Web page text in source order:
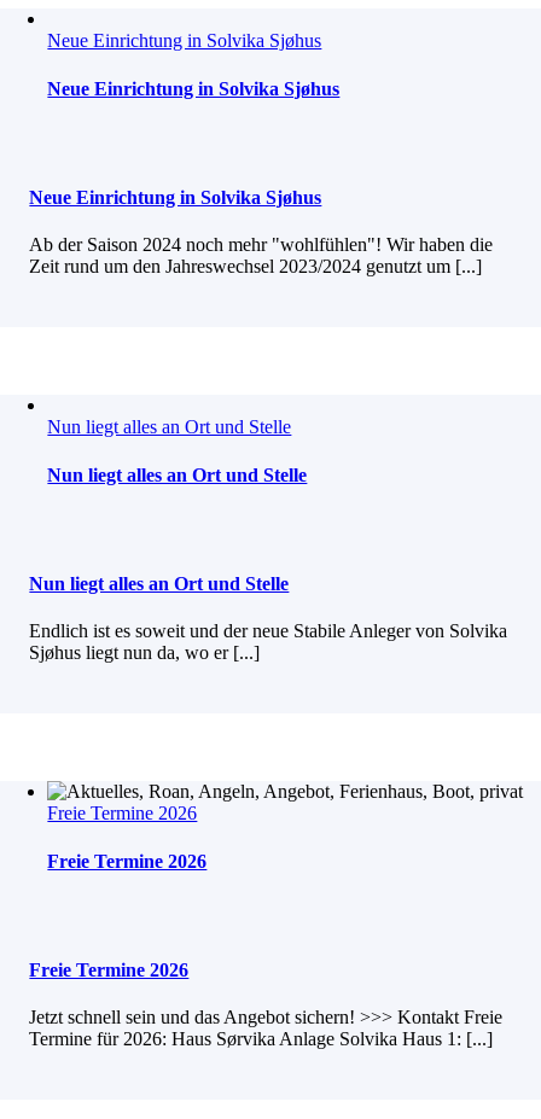
Neue Einrichtung in Solvika Sjøhus
Neue Einrichtung in Solvika Sjøhus
Neue Einrichtung in Solvika Sjøhus
Ab der Saison 2024 noch mehr "wohlfühlen"! Wir haben die
Zeit rund um den Jahreswechsel 2023/2024 genutzt um [...]
Nun liegt alles an Ort und Stelle
Nun liegt alles an Ort und Stelle
Nun liegt alles an Ort und Stelle
Endlich ist es soweit und der neue Stabile Anleger von Solvika
Sjøhus liegt nun da, wo er [...]
Freie Termine 2026
Freie Termine 2026
Freie Termine 2026
Jetzt schnell sein und das Angebot sichern! >>> Kontakt Freie
Termine für 2026: Haus Sørvika Anlage Solvika Haus 1: [...]